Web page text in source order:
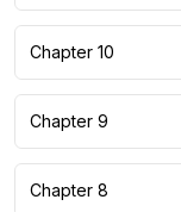
Chapter 10
Chapter 9
Chapter 8